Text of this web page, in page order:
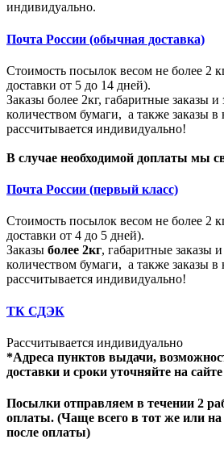
индивидуально.
Почта России (обычная доставка)
Стоимость посылок весом не более 2
доставки от 5 до 14 дней).
Заказы более 2кг, габаритные заказы
количеством бумаги, а также заказы
рассчитывается индивидуально!
В случае необходимой доплаты мы
Почта России (первый класс)
Стоимость посылок весом не более 2
доставки от 4 до 5 дней).
Заказы более 2кг, габаритные заказы
количеством бумаги, а также заказы
рассчитывается индивидуально!
ТК СДЭК
Рассчитывается индивидуально
*Адреса пунктов выдачи,
доставки и сроки уточняйте на
Посылки отправляем в течении 2
оплаты. (Чаще всего в тот же или
после оплаты)